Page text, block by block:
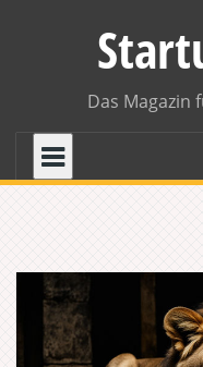
Das